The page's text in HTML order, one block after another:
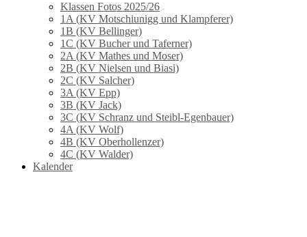
Klassen Fotos 2025/26
1A (KV Motschiunigg und Klampferer)
1B (KV Bellinger)
1C (KV Bucher und Taferner)
2A (KV Mathes und Moser)
2B (KV Nielsen und Biasi)
2C (KV Salcher)
3A (KV Epp)
3B (KV Jack)
3C (KV Schranz und Steibl-Egenbauer)
4A (KV Wolf)
4B (KV Oberhollenzer)
4C (KV Walder)
Kalender